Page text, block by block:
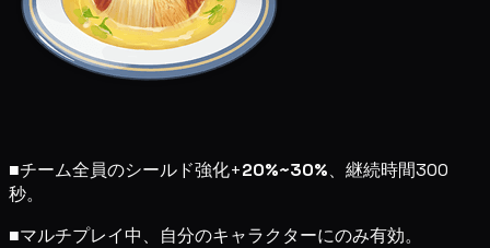
■チーム全員のシールド強化+20%~30%、継続時間300
秒。
■マルチプレイ中、自分のキャラクターにのみ有効。